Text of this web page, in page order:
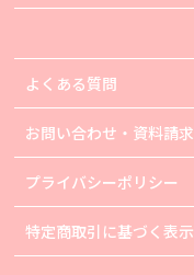
よくある質問
お問い合わせ・資料請求
プライバシーポリシー
特定商取引に基づく表示